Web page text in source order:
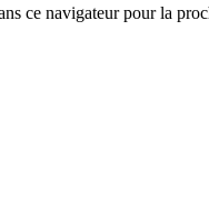
ce navigateur pour la